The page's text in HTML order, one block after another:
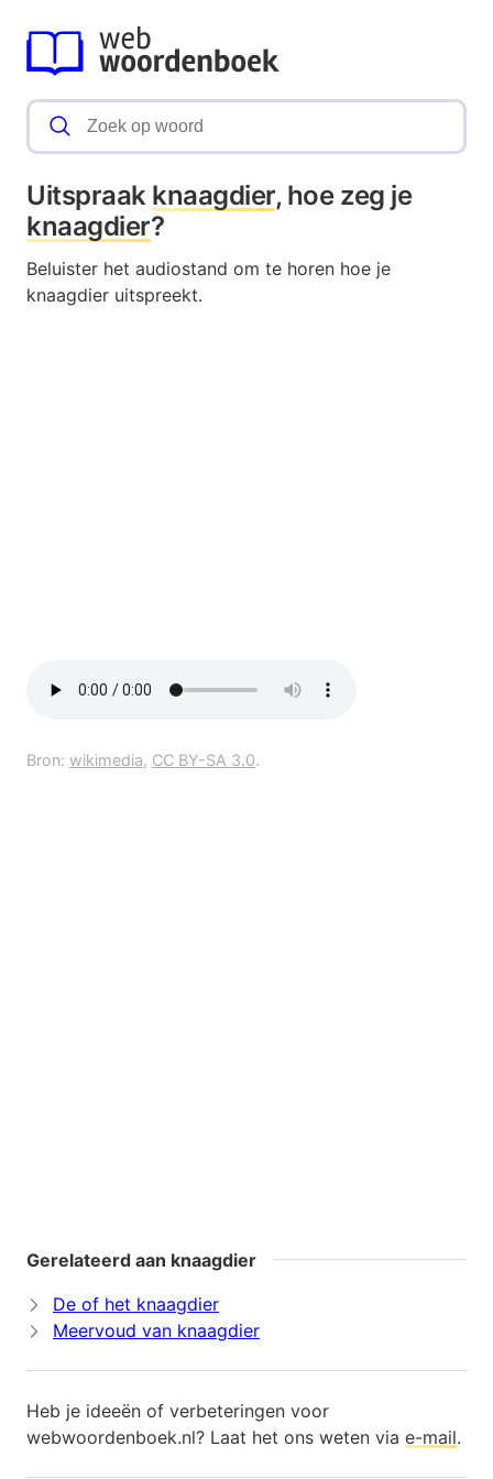
Uitspraak knaagdier, hoe zeg je
knaagdier?
Beluister het audiostand om te horen hoe je
knaagdier uitspreekt.
Bron: wikimedia, CC BY-SA 3.0.
Gerelateerd aan knaagdier
De of het knaagdier
Meervoud van knaagdier
Heb je ideeën of verbeteringen voor
webwoordenboek.nl? Laat het ons weten via e-mail.